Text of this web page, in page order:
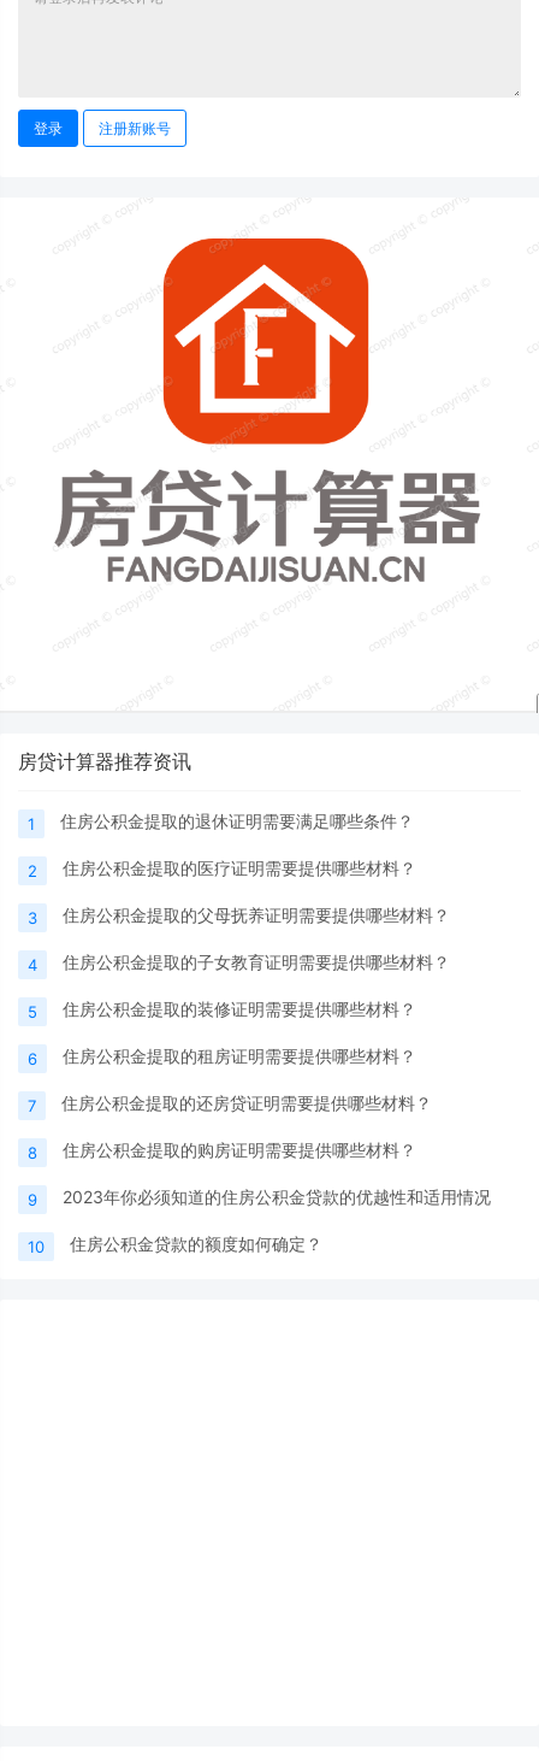
登录 注册新账号
房贷计算器推荐资讯
1 住房公积金提取的退休证明需要满足哪些条件？
2 住房公积金提取的医疗证明需要提供哪些材料？
3 住房公积金提取的父母抚养证明需要提供哪些材料？
4 住房公积金提取的子女教育证明需要提供哪些材料？
5 住房公积金提取的装修证明需要提供哪些材料？
6 住房公积金提取的租房证明需要提供哪些材料？
7 住房公积金提取的还房贷证明需要提供哪些材料？
8 住房公积金提取的购房证明需要提供哪些材料？
9 2023年你必须知道的住房公积金贷款的优越性和适用情况
10 住房公积金贷款的额度如何确定？